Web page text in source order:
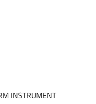
INSTRUMENT